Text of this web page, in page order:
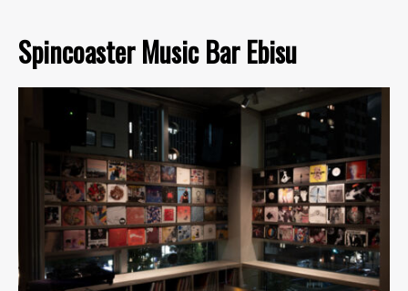
Spincoaster Music Bar Ebisu